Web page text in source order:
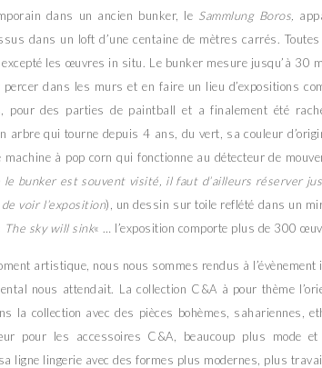
dans un ancien bunker, le Sammlung Boros,
dans un loft d’une centaine de mètres carrés.
les œuvres in situ. Le bunker mesure jusqu’à 30
dans les murs et en faire un lieu d’expositions
pour des parties de paintball et a finalement été
arbre qui tourne depuis 4 ans, du vert, sa couleur
machine à pop corn qui fonctionne au détecteur de
bunker est souvent visité, il faut d’ailleurs réserver
voir l’exposition), un dessin sur toile reflété dans un
The sky will sink« … l’exposition comporte plus de 300
artistique, nous nous sommes rendus à
nous attendait. La collection C&A à pour thème
la collection avec des pièces bohèmes, sahariennes,
pour les accessoires C&A, beaucoup plus mode
ligne lingerie avec des formes plus modernes, plus